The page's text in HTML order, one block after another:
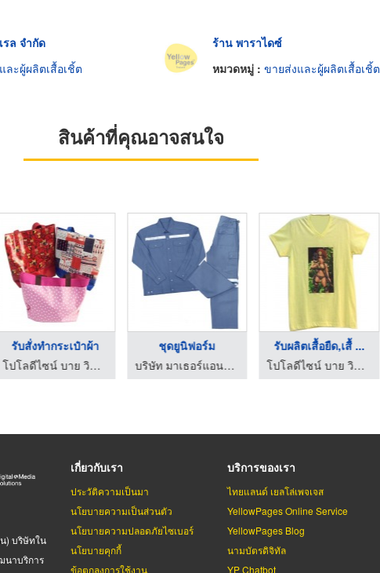
รล จำกัด
ละผู้ผลิตเสื้อเชิ้ต
ร้าน พาราไดซ์
หมวดหมู่ : ขายส่งและผู้ผลิตเสื้อเชิ้ต
สินค้าที่คุณอาจสนใจ
ชุดยูนิฟอร์ม
รับผลิตเสื้อยืด,เสื้ ...
รับสั่งทำกระเป๋าผ้า
) บริษัทใน
นาบริการ
เกี่ยวกับเรา
ประวัติความเป็นมา
นโยบายความเป็นส่วนตัว
นโยบายความปลอดภัยไซเบอร์
นโยบายคุกกี้
ข้อตกลงการใช้งาน
บริการของเรา
ไทยแลนด์ เยลโล่เพจเจส
YellowPages Online Service
YellowPages Blog
นามบัตรดิจิทัล
YP Chatbot